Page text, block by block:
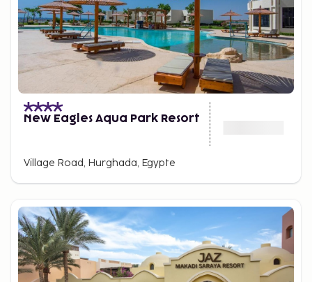
wacht op je!
New Eagles Aqua Park Resort
Village Road, Hurghada, Egypte